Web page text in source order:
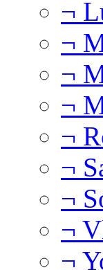
¬
¬
¬
¬
¬
¬
¬
¬
¬